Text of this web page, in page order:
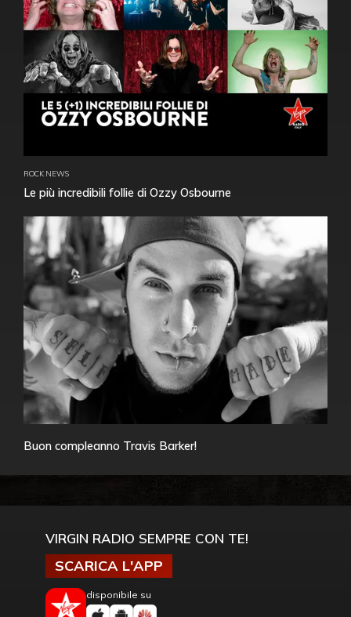
ROCK NEWS
Le più incredibili follie di Ozzy Osbourne
Buon compleanno Travis Barker!
VIRGIN RADIO SEMPRE CON TE!
SCARICA L'APP
disponibile su